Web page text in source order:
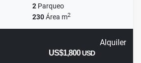
2 Parqueo
230Área m2
Alquiler
US$1,800USD